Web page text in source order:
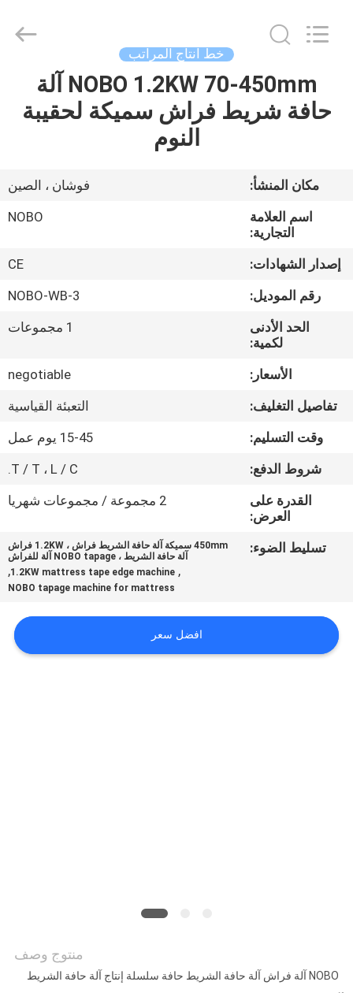
منزل
حول
جولة
المعمل
الجودة
اتصل
VR
Foshan
Reserved.
Developed
خط انتاج المراتب
NOBO 1.2KW 70-450mm آلة
حافة شريط فراش سميكة لحقيبة
النوم
مكان المنشأ:
فوشان ، الصين
اسم العلامة
التجارية:
NOBO
إصدار الشهادات:
CE
رقم الموديل:
NOBO-WB-3
الحد الأدنى
لكمية:
1 مجموعات
الأسعار:
negotiable
تفاصيل التغليف:
التعبئة القياسية
وقت التسليم:
15-45 يوم عمل
شروط الدفع:
T / T ، L / C.
القدرة على
العرض:
2 مجموعة / مجموعات شهريا
تسليط الضوء:
450mm سميكة آلة حافة الشريط فراش ، 1.2KW فراش
آلة حافة الشريط ، NOBO tapage آلة للفراش
,
1.2KW mattress tape edge machine
,
NOBO tapage machine for mattress
افضل سعر
منتوج وصف
NOBO آلة فراش آلة حافة الشريط حافة سلسلة إنتاج آلة حافة الشريط